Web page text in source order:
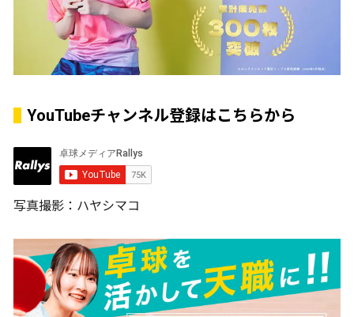
YouTubeチャンネル登録はこちらから
写真撮影：ハヤシマコ